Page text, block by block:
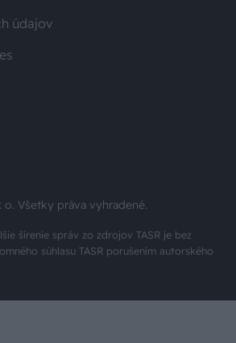
o. Všetky práva vyhradené.
šírenie správ zo zdrojov TASR je bez
súhlasu TASR porušením autorského
údajov